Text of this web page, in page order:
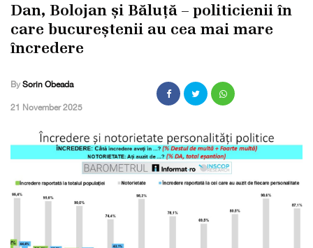
Dan, Bolojan și Băluță – politicienii în
care bucureștenii au cea mai mare
încredere
By Sorin Obeada
,21 November 2025